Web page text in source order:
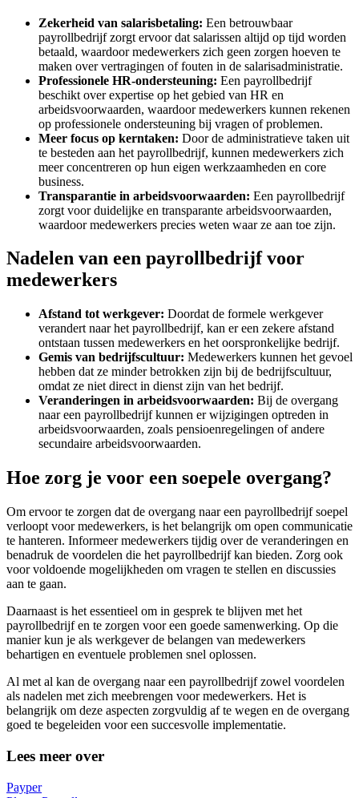
Zekerheid van salarisbetaling: Een betrouwbaar
payrollbedrijf zorgt ervoor dat salarissen altijd op tijd worden
betaald, waardoor medewerkers zich geen zorgen hoeven te
maken over vertragingen of fouten in de salarisadministratie.
Professionele HR-ondersteuning: Een payrollbedrijf
beschikt over expertise op het gebied van HR en
arbeidsvoorwaarden, waardoor medewerkers kunnen rekenen
op professionele ondersteuning bij vragen of problemen.
Meer focus op kerntaken: Door de administratieve taken uit
te besteden aan het payrollbedrijf, kunnen medewerkers zich
meer concentreren op hun eigen werkzaamheden en core
business.
Transparantie in arbeidsvoorwaarden: Een payrollbedrijf
zorgt voor duidelijke en transparante arbeidsvoorwaarden,
waardoor medewerkers precies weten waar ze aan toe zijn.
Nadelen van een payrollbedrijf voor
medewerkers
Afstand tot werkgever: Doordat de formele werkgever
verandert naar het payrollbedrijf, kan er een zekere afstand
ontstaan tussen medewerkers en het oorspronkelijke bedrijf.
Gemis van bedrijfscultuur: Medewerkers kunnen het gevoel
hebben dat ze minder betrokken zijn bij de bedrijfscultuur,
omdat ze niet direct in dienst zijn van het bedrijf.
Veranderingen in arbeidsvoorwaarden: Bij de overgang
naar een payrollbedrijf kunnen er wijzigingen optreden in
arbeidsvoorwaarden, zoals pensioenregelingen of andere
secundaire arbeidsvoorwaarden.
Hoe zorg je voor een soepele overgang?
Om ervoor te zorgen dat de overgang naar een payrollbedrijf soepel
verloopt voor medewerkers, is het belangrijk om open communicatie
te hanteren. Informeer medewerkers tijdig over de veranderingen en
benadruk de voordelen die het payrollbedrijf kan bieden. Zorg ook
voor voldoende mogelijkheden om vragen te stellen en discussies
aan te gaan.
Daarnaast is het essentieel om in gesprek te blijven met het
payrollbedrijf en te zorgen voor een goede samenwerking. Op die
manier kun je als werkgever de belangen van medewerkers
behartigen en eventuele problemen snel oplossen.
Al met al kan de overgang naar een payrollbedrijf zowel voordelen
als nadelen met zich meebrengen voor medewerkers. Het is
belangrijk om deze aspecten zorgvuldig af te wegen en de overgang
goed te begeleiden voor een succesvolle implementatie.
Lees meer over
Payper